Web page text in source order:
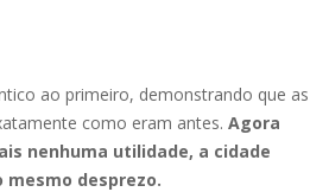
ao primeiro, demonstrando que as
como eram antes. Agora
nenhuma utilidade, a cidade
desprezo.